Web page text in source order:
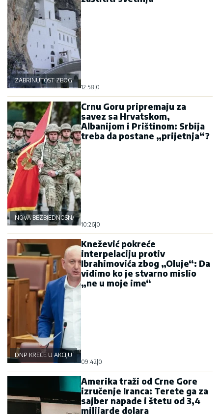
ZABRINUTOST ZBOG OSTROGA
12:58|0
NOVA BEZBJEDNOSNA OSOVINA
Crnu Goru pripremaju za
savez sa Hrvatskom,
Albanijom i Prištinom: Srbija
treba da postane „prijetnja“?
10:26|0
DNP KREĆE U AKCIJU
Knežević pokreće
interpelaciju protiv
Ibrahimovića zbog „Oluje“: Da
vidimo ko je stvarno mislio
„ne u moje ime“
09:42|0
Amerika traži od Crne Gore
izručenje Iranca: Terete ga za
sajber napade i štetu od 3,4
milijarde dolara